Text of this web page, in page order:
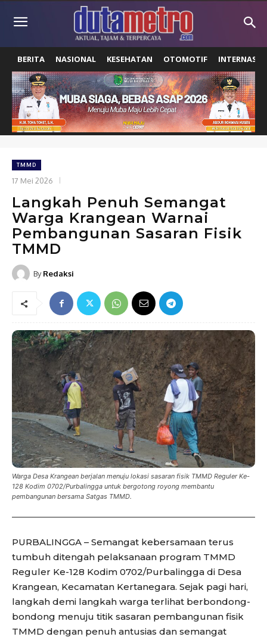
BERITA NASIONAL KESEHATAN OTOMOTIF
TMMD
17 Mei 2026
Langkah Penuh Semangat
Warga Krangean Warnai
Pembangunan Sasaran Fisik
TMMD
By Redaksi
Warga Desa Krangean berjalan menuju lokasi sasaran fisik TMMD Reguler Ke-
128 Kodim 0702/Purbalingga untuk bergotong royong membantu
pembangunan bersama Satgas TMMD.
PURBALINGGA – Semangat kebersamaan terus
tumbuh ditengah pelaksanaan program TMMD
Reguler Ke-128 Kodim 0702/Purbalingga di Desa
Krangean, Kecamatan Kertanegara. Sejak pagi hari,
langkah demi langkah warga terlihat berbondong-
bondong menuju titik sasaran pembangunan fisik
TMMD dengan penuh antusias dan semangat